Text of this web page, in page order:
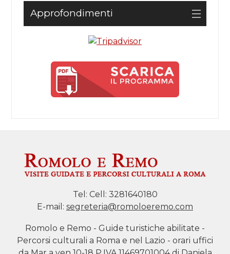
Approfondimenti
Tel: Cell: 3281640180
E-mail: segreteria@romoloeremo.com
Romolo e Remo - Guide turistiche abilitate -
Percorsi culturali a Roma e nel Lazio - orari uffici